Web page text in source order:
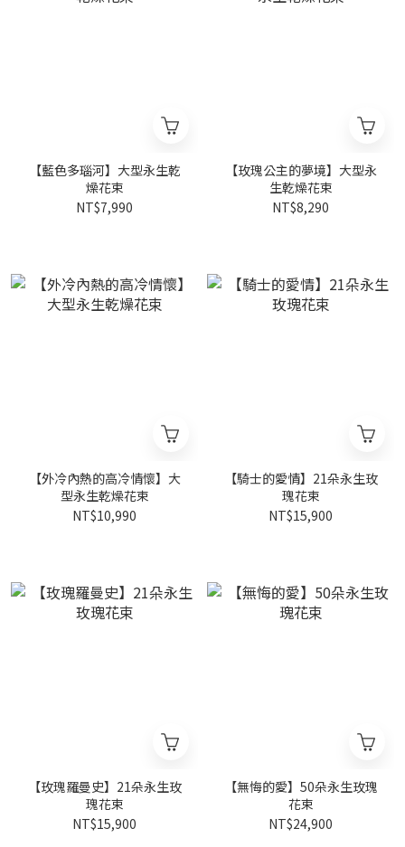
【藍色多瑙河】大型永生乾
燥花束
NT$7,990
【玫瑰公主的夢境】大型永
生乾燥花束
NT$8,290
【外冷內熱的高冷情懷】大
型永生乾燥花束
NT$10,990
【騎士的愛情】21朵永生玫
瑰花束
NT$15,900
【玫瑰羅曼史】21朵永生玫
瑰花束
NT$15,900
【無悔的愛】50朵永生玫瑰
花束
NT$24,900